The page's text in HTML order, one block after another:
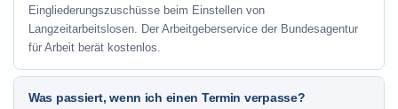
Eingliederungszuschüsse beim Einstellen von
Langzeitarbeitslosen. Der Arbeitgeberservice der Bundesagentur
für Arbeit berät kostenlos.
Was passiert, wenn ich einen Termin verpasse?